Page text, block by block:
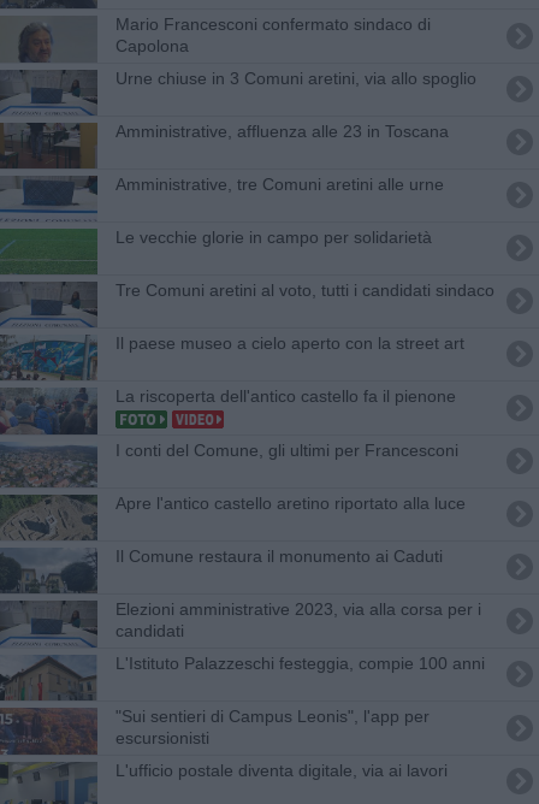
Mario Francesconi confermato sindaco di
Capolona
Urne chiuse in 3 Comuni aretini, via allo spoglio
Amministrative, affluenza alle 23 in Toscana
Amministrative, tre Comuni aretini alle urne
Le vecchie glorie in campo per solidarietà
Tre Comuni aretini al voto, tutti i candidati sindaco
Il paese museo a cielo aperto con la street art
La riscoperta dell'antico castello fa il pienone
I conti del Comune, gli ultimi per Francesconi
Apre l'antico castello aretino riportato alla luce
Il Comune restaura il monumento ai Caduti
Elezioni amministrative 2023, via alla corsa per i
candidati
L'Istituto Palazzeschi festeggia, compie 100 anni
"Sui sentieri di Campus Leonis", l'app per
escursionisti
L'ufficio postale diventa digitale, via ai lavori